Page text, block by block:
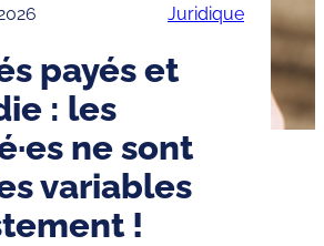
Juridique
payés et
: les
ne sont
variables
!